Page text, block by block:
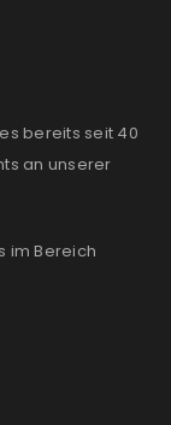
bereits seit 40
an unserer
im Bereich